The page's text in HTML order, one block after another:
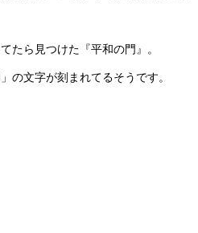
たら見つけた『平和の門』。
の文字が刻まれてるそうです。